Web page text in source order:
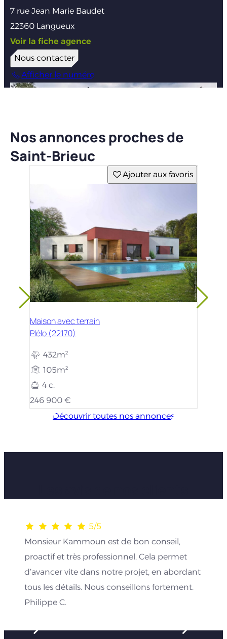
7 rue Jean Marie Baudet
22360 Langueux
Voir la fiche agence
Nous contacter
Afficher le numéro
Nos annonces proches de
Saint-Brieuc
Ajouter aux favoris
Maison avec terrain
Plélo (22170)
432m²
105m²
4 c.
246 900 €
Découvrir toutes nos annonces
5/5
Monsieur Kammoun est de bon conseil,
proactif et très professionnel. Cela permet
d’avancer vite dans notre projet, en abordant
tous les détails. Nous conseillons fortement.
Philippe C.